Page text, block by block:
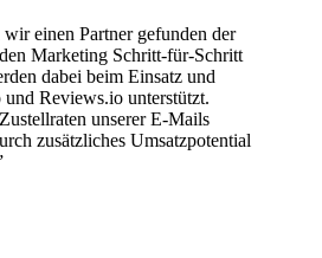
einen Partner gefunden der
Marketing Schritt-für-Schritt
dabei beim Einsatz und
Reviews.io unterstützt.
unserer E-Mails
zusätzliches Umsatzpotential